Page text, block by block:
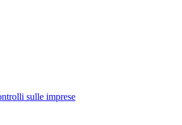
sulle imprese